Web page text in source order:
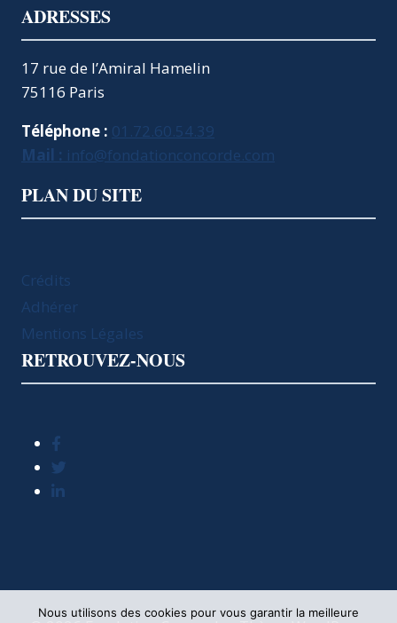
ADRESSES
17 rue de l’Amiral Hamelin
75116 Paris
Téléphone : 01.72.60.54.39
Mail : info@fondationconcorde.com
PLAN DU SITE
Crédits
Adhérer
Mentions Légales
RETROUVEZ-NOUS
Nous utilisons des cookies pour vous garantir la meilleure